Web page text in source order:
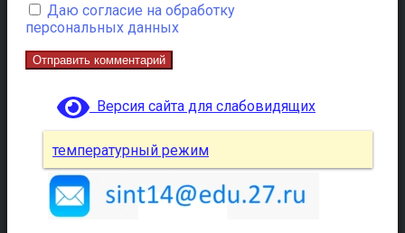
Даю согласие на обработку
персональных данных
Версия сайта для слабовидящих
температурный режим